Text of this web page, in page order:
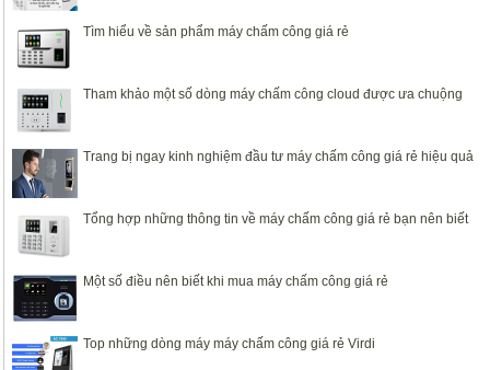
Tìm hiểu về sản phẩm máy chấm công giá rẻ
Tham khảo một số dòng máy chấm công cloud được ưa chuộng
Trang bị ngay kinh nghiệm đầu tư máy chấm công giá rẻ hiệu quả
Tổng hợp những thông tin về máy chấm công giá rẻ bạn nên biết
Một số điều nên biết khi mua máy chấm công giá rẻ
Top những dòng máy máy chấm công giá rẻ Virdi